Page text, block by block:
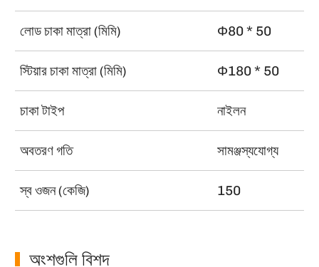
লোড চাকা মাত্রা (মিমি) Φ80 * 50
স্টিয়ার চাকা মাত্রা (মিমি) Φ180 * 50
চাকা টাইপ নাইলন
অবতরণ গতি সামঞ্জস্যযোগ্য
স্ব ওজন (কেজি) 150
অংশগুলি বিশদ